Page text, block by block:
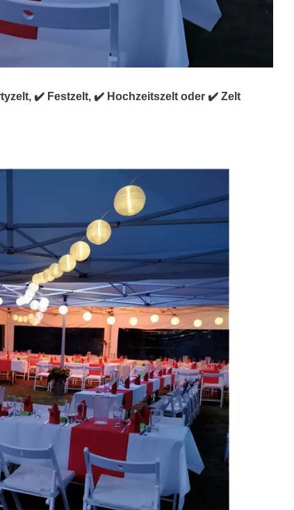
✔️ Festzelt, ✔️ Hochzeitszelt oder ✔️ Zelt